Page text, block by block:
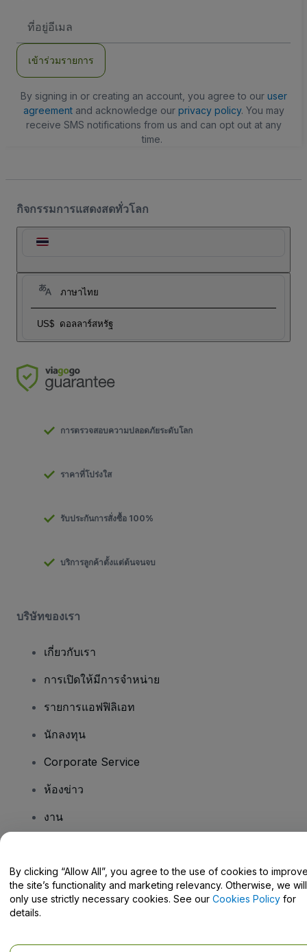
อยู่
เข้าร่วมรายการ
By signing in or creating an account, you agree to our user
agreementand acknowledge our privacy policy. You may
receive SMS notifications from us and can opt out at any
time.
กิจกรรมการแสดงสดทั่วโลก
ภาษาไทย
US$ ดอลลาร์สหรัฐ
การตรวจสอบความปลอดภัยระดับโลก
ราคาที่โปร่งใส
รับประกันการสั่งซื้อ 100%
บริการลูกค้าตั้งแต่ต้นจนจบ
บริษัทของเรา
เกี่ยวกับเรา
การเปิดให้มีการจำหน่าย
รายการแอฟฟิลิเอท
นักลงทุน
Corporate Service
ห้องข่าว
งาน
Help Centre / Contact Us
By clicking “Allow All”, you agree to the use of cookies to
the site’s functionality and marketing relevancy. Otherwise, we will
only use strictly necessary cookies. See our Cookies Policy for
details.